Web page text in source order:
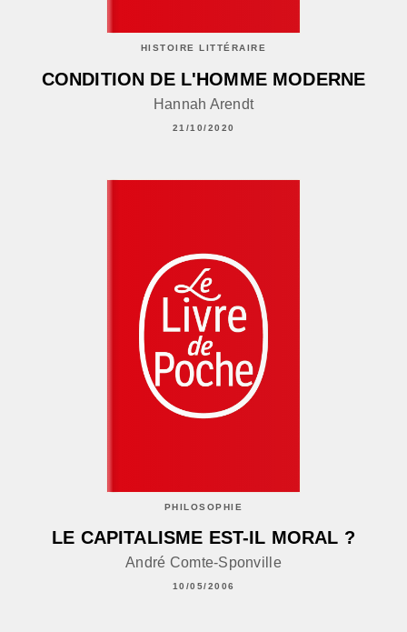
HISTOIRE LITTÉRAIRE
CONDITION DE L'HOMME MODERNE
Hannah Arendt
21/10/2020
PHILOSOPHIE
LE CAPITALISME EST-IL MORAL ?
André Comte-Sponville
10/05/2006